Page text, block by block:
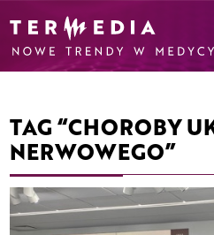
TAG “CHOROBY
NERWOWEGO”